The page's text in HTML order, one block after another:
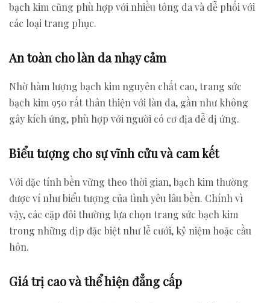
bạch kim cũng phù hợp với nhiều tông da và dễ phối với
các loại trang phục.
An toàn cho làn da nhạy cảm
Nhờ hàm lượng bạch kim nguyên chất cao, trang sức
bạch kim 950 rất thân thiện với làn da, gần như không
gây kích ứng, phù hợp với người có cơ địa dễ dị ứng.
Biểu tượng cho sự vĩnh cửu và cam kết
Với đặc tính bền vững theo thời gian, bạch kim thường
được ví như biểu tượng của tình yêu lâu bền. Chính vì
vậy, các cặp đôi thường lựa chọn trang sức bạch kim
trong những dịp đặc biệt như lễ cưới, kỷ niệm hoặc cầu
hôn.
Giá trị cao và thể hiện đẳng cấp